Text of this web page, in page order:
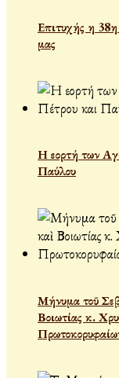
Επιτυχής η 38η
μας
Η εορτή των
Παύλου
Μήνυμα τοῦ
Βοιωτίας κ.